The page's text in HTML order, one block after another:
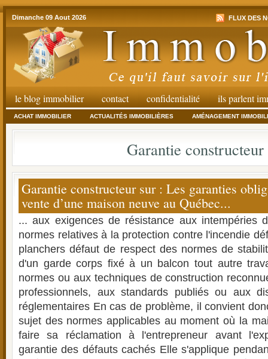
Dimanche 09 Aout 2026 FLUX DES
le blog immobilier contact confidentialité ils parlent
ACHAT IMMOBILIER ACTUALITÉS IMMOBILIÈRES AMÉNAGEMENT
Garantie constructeur
Garantie constructeur sur : Les garanties
vente d’une maison neuve au Québec...
... aux exigences de résistance aux intempéries
normes relatives à la protection contre l'incendie
planchers défaut de respect des normes de
d'un garde corps fixé à un balcon tout autre
normes ou aux techniques de construction
professionnels, aux standards publiés ou aux
réglementaires En cas de problème, il convient
sujet des normes applicables au moment où la
faire sa réclamation à l'entrepreneur avant
garantie des défauts cachés Elle s'applique